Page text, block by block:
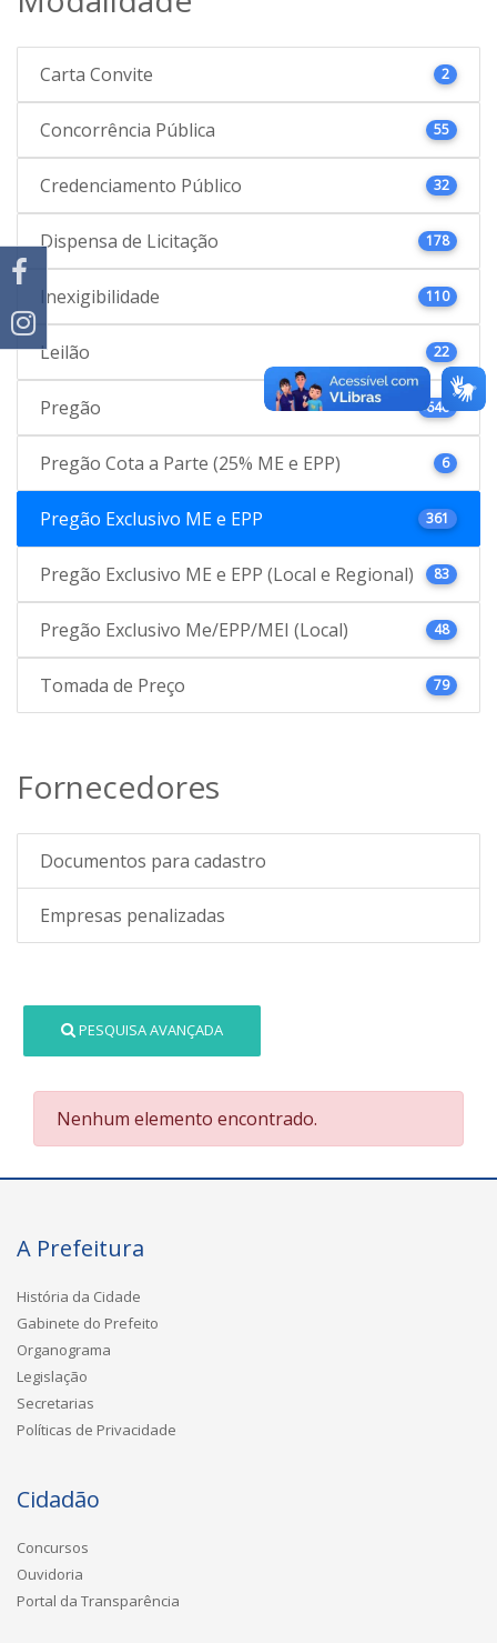
Carta Convite 2
Concorrência Pública 55
Credenciamento Público 32
Dispensa de Licitação 178
Inexigibilidade 110
Leilão 22
Pregão 646
Pregão Cota a Parte (25% ME e EPP) 6
Pregão Exclusivo ME e EPP 361
Pregão Exclusivo ME e EPP (Local e Regional) 83
Pregão Exclusivo Me/EPP/MEI (Local) 48
Tomada de Preço 79
Fornecedores
Documentos para cadastro
Empresas penalizadas
PESQUISA AVANÇADA
Nenhum elemento encontrado.
A Prefeitura
História da Cidade
Gabinete do Prefeito
Organograma
Legislação
Secretarias
Políticas de Privacidade
Cidadão
Concursos
Ouvidoria
Portal da Transparência